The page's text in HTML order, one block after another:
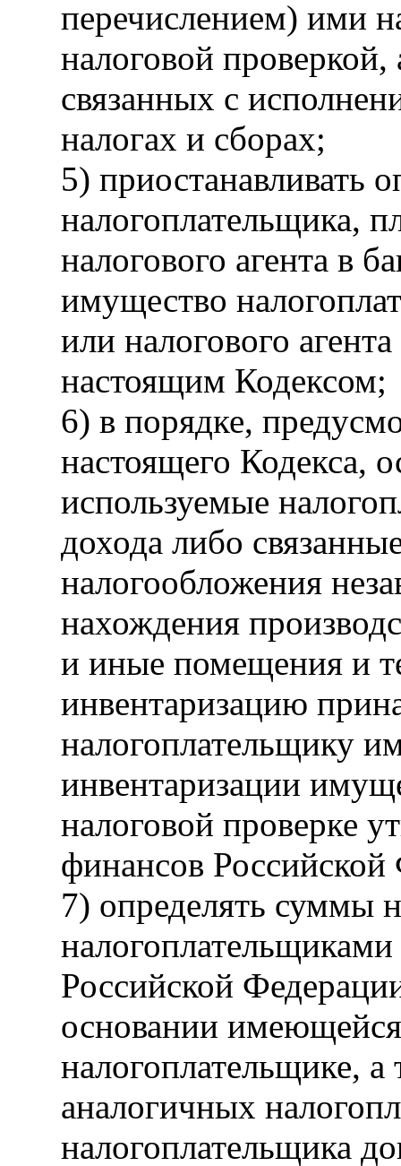
перечислением) ими
налоговой
связанных с
налогах и сборах;
5) приостанавливать
налогоплательщика,
налогового агента в
имущество
или налогового
настоящим Кодексом;
6) в порядке,
настоящего Кодекса,
используемые
дохода либо
налогообложения
нахождения
и иные помещения и
инвентаризацию
налогоплательщику
инвентаризации
налоговой проверке
финансов
7) определять суммы
Российской
основании
налогоплательщике,
аналогичных
налогоплательщика